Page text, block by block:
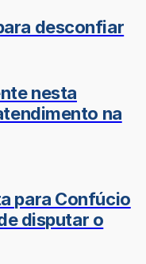
desconfiar
nesta
na
para Confúcio
disputar o